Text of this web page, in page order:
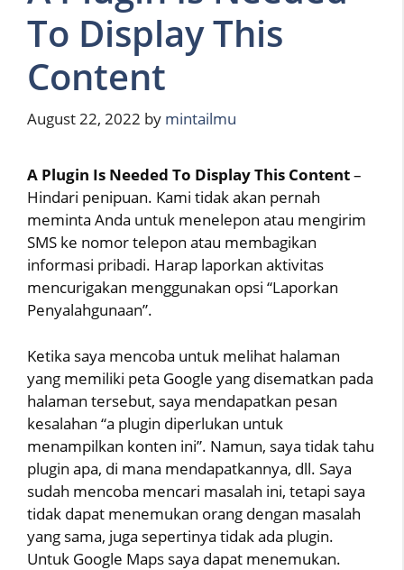
To Display This
Content
August 22, 2022 by mintailmu
A Plugin Is Needed To Display This Content–
Hindari penipuan. Kami tidak akan pernah
meminta Anda untuk menelepon atau mengirim
SMS ke nomor telepon atau membagikan
informasi pribadi. Harap laporkan aktivitas
mencurigakan menggunakan opsi “Laporkan
Penyalahgunaan”.
Ketika saya mencoba untuk melihat halaman
yang memiliki peta Google yang disematkan pada
halaman tersebut, saya mendapatkan pesan
kesalahan “a plugin diperlukan untuk
menampilkan konten ini”. Namun, saya tidak tahu
plugin apa, di mana mendapatkannya, dll. Saya
sudah mencoba mencari masalah ini, tetapi saya
tidak dapat menemukan orang dengan masalah
yang sama, juga sepertinya tidak ada plugin.
Untuk Google Maps saya dapat menemukan.